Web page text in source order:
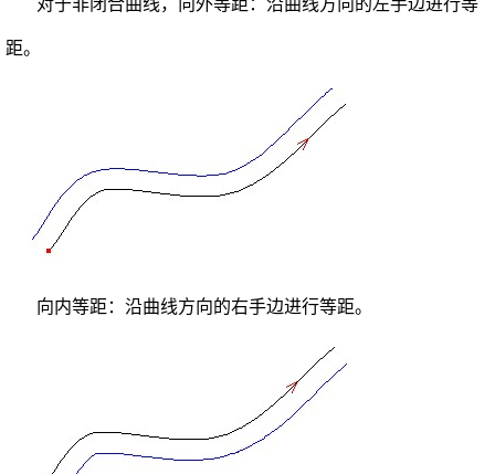
对于非闭合曲线，向外等距：沿曲线方向的左手边进行等
距。
向内等距：沿曲线方向的右手边进行等距。